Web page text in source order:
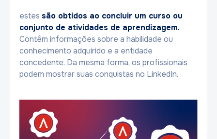
estes são obtidos ao concluir um curso ou
conjunto de atividades de aprendizagem.
Contêm informações sobre a habilidade ou
conhecimento adquirido e a entidade
concedente. Da mesma forma, os profissionais
podem mostrar suas conquistas no LinkedIn.